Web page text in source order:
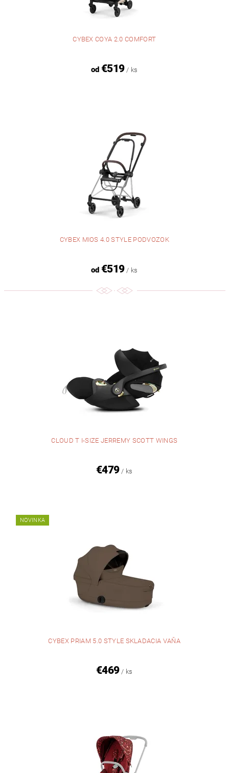
CYBEX COYA 2.0 COMFORT
od€519 / ks
CYBEX MIOS 4.0 STYLE PODVOZOK
od€519 / ks
CLOUD T I-SIZE JERREMY SCOTT WINGS
€479 / ks
NOVINKA
CYBEX PRIAM 5.0 STYLE SKLADACIA VAŇA
€469 / ks